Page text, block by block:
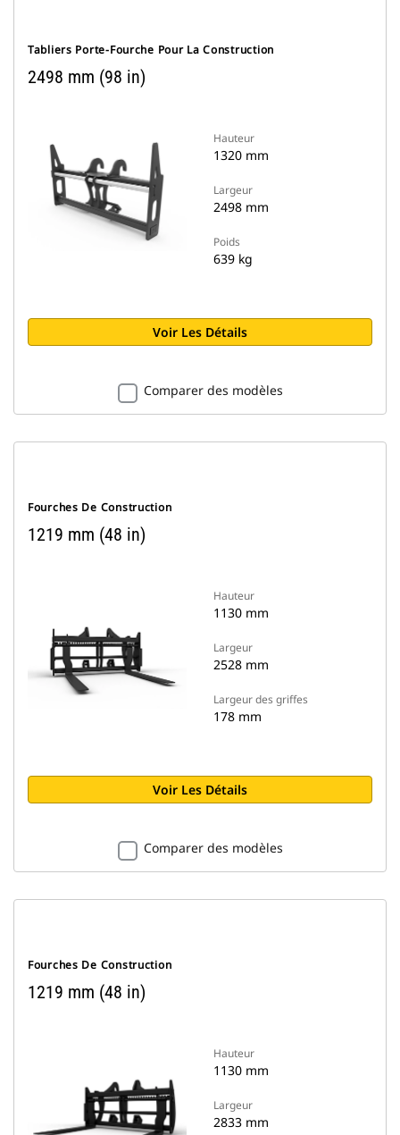
Tabliers Porte-Fourche Pour La Construction
2498 mm (98 in)
Hauteur
1320 mm
Largeur
2498 mm
Poids
639 kg
Voir Les Détails
Comparer des modèles
Fourches De Construction
1219 mm (48 in)
Hauteur
1130 mm
Largeur
2528 mm
Largeur des griffes
178 mm
Voir Les Détails
Comparer des modèles
Fourches De Construction
1219 mm (48 in)
Hauteur
1130 mm
Largeur
2833 mm